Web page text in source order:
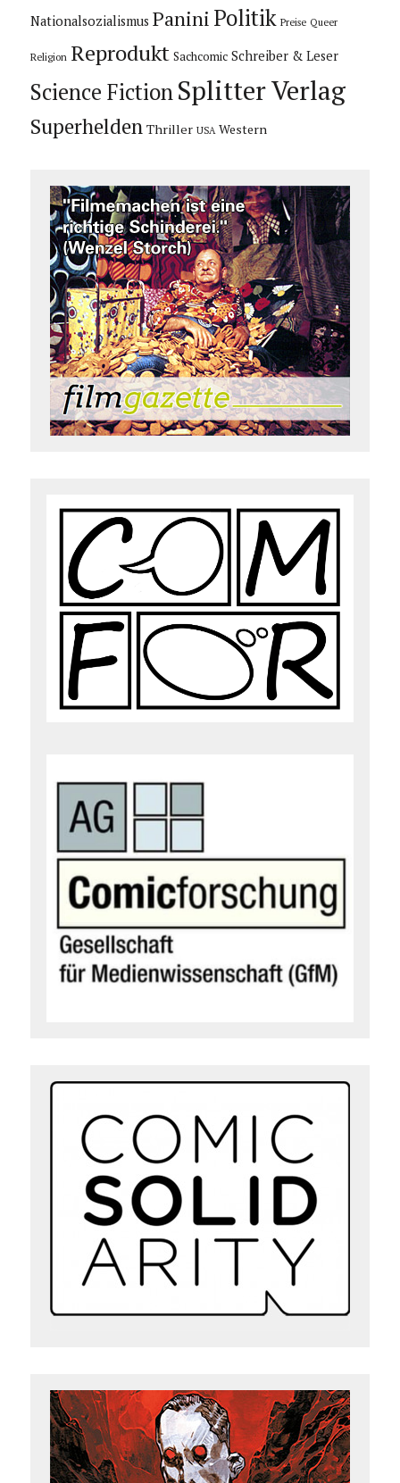
Nationalsozialismus Panini Politik Preise Queer
Religion Reprodukt Sachcomic Schreiber & Leser
Science Fiction Splitter Verlag
Superhelden Thriller USA Western